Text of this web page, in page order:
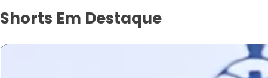
Shorts Em Destaque